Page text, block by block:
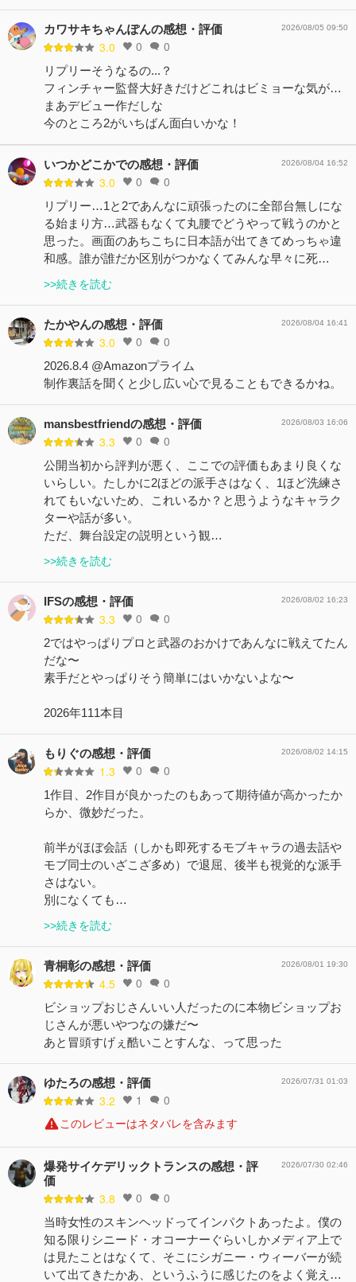
カワサキちゃんぽんの感想・評価
3.0 0 0
2026/08/05 09:50
リプリーそうなるの...？
フィンチャー監督大好きだけどこれはビミョーな気が…
まあデビュー作だしな
今のところ2がいちばん面白いかな！
いつかどこかでの感想・評価
3.0 0 0
2026/08/04 16:52
リプリー…1と2であんなに頑張ったのに全部台無しにな
る始まり方…武器もなくて丸腰でどうやって戦うのかと
思った。画面のあちこちに日本語が出てきてめっちゃ違
和感。誰が誰だか区別がつかなくてみんな早々に死…
>>続きを読む
たかやんの感想・評価
3.0 0 0
2026/08/04 16:41
2026.8.4 @Amazonプライム
制作裏話を聞くと少し広い心で見ることもできるかね。
mansbestfriendの感想・評価
3.3 0 0
2026/08/03 16:06
公開当初から評判が悪く、ここでの評価もあまり良くな
いらしい。たしかに2ほどの派手さはなく、1ほど洗練さ
れてもいないため、これいるか？と思うようなキャラク
ターや話が多い。
ただ、舞台設定の説明という観…
>>続きを読む
IFSの感想・評価
3.3 0 0
2026/08/02 16:23
2ではやっぱりプロと武器のおかけであんなに戦えてたん
だな〜
素手だとやっぱりそう簡単にはいかないよな〜
2026年111本目
もりぐの感想・評価
1.3 0 0
2026/08/02 14:15
1作目、2作目が良かったのもあって期待値が高かったか
らか、微妙だった。
前半がほぼ会話（しかも即死するモブキャラの過去話や
モブ同士のいざこざ多め）で退屈、後半も視覚的な派手
さはない。
別になくても…
>>続きを読む
青桐彰の感想・評価
4.5 0 0
2026/08/01 19:30
ビショップおじさんいい人だったのに本物ビショップお
じさんが悪いやつなの嫌だ〜
あと冒頭すげぇ酷いことすんな、って思った
ゆたろの感想・評価
3.2 1 0
2026/07/31 01:03
このレビューはネタバレを含みます
爆発サイケデリックトランスの感想・評
価
3.8 0 0
2026/07/30 02:46
当時女性のスキンヘッドってインパクトあったよ。僕の
知る限りシニード・オコーナーぐらいしかメディア上で
は見たことはなくて、そこにシガニー・ウィーバーが続
いて出てきたかあ、というふうに感じたのをよく覚え…